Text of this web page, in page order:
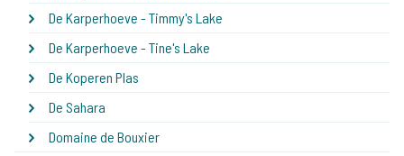
De Karperhoeve - Timmy's Lake
De Karperhoeve - Tine's Lake
De Koperen Plas
De Sahara
Domaine de Bouxier